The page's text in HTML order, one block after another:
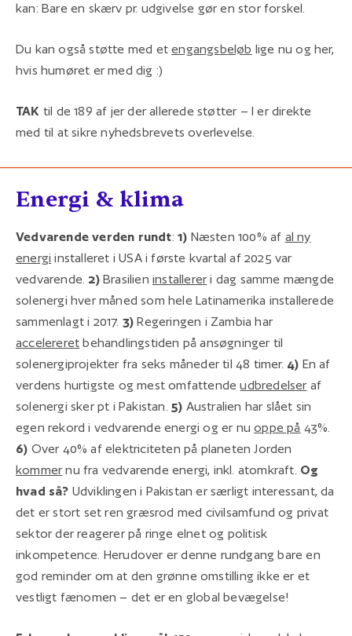
kan: Bare en skærv pr. udgivelse gør en stor forskel.
Du kan også støtte med etengangsbeløb lige nu og her,
hvis humøret er med dig :)
TAK til de 189 af jer der allerede støtter – I er direkte
med til at sikre nyhedsbrevets overlevelse.
Energi & klima
Vedvarende verden rundt:1) Næsten 100% af al ny
energi installeret i USA i første kvartal af 2025 var
vedvarende. 2)Brasilieninstallereri dag samme mængde
solenergi hver måned som hele Latinamerika installerede
sammenlagt i 2017. 3)Regeringen i Zambia har
accelereret behandlingstiden på ansøgninger til
solenergiprojekter fra seks måneder til 48 timer. 4) En af
verdens hurtigste og mest omfattendeudbredelseraf
solenergi sker pt i Pakistan. 5) Australien har slået sin
egen rekord i vedvarende energi og er nuoppe på 43%.
6) Over 40% af elektriciteten på planeten Jorden
kommernu fra vedvarende energi, inkl. atomkraft. Og
hvad så? Udviklingen i Pakistan er særligt interessant, da
det er stort set ren græsrod med civilsamfund og privat
sektor der reagerer på ringe elnet og politisk
inkompetence. Herudover er denne rundgang bare en
god reminder om at den grønne omstilling ikke er et
vestligt fænomen – det er en global bevægelse!